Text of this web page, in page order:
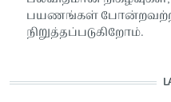
பயணங்கள்
நிறுத்தப்படுகிறோம்.